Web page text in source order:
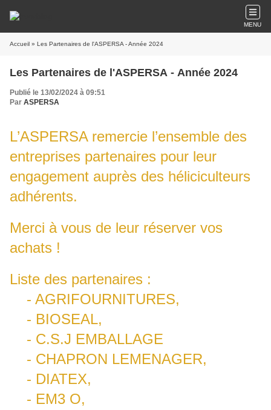
MENU
Accueil » Les Partenaires de l'ASPERSA - Année 2024
Les Partenaires de l'ASPERSA - Année 2024
Publié le 13/02/2024 à 09:51
Par ASPERSA
L’ASPERSA remercie l’ensemble des
entreprises partenaires pour leur
engagement auprès des héliciculteurs
adhérents.
Merci à vous de leur réserver vos
achats !
Liste des partenaires :
- AGRIFOURNITURES,
- BIOSEAL,
- C.S.J EMBALLAGE
- CHAPRON LEMENAGER,
- DIATEX,
- EM3 O,